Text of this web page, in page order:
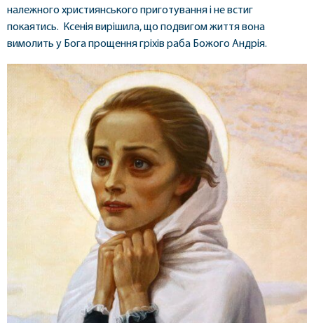
належного християнського приготування і не встиг
покаятись. Ксенія вирішила, що подвигом життя вона
вимолить у Бога прощення гріхів раба Божого Андрія.